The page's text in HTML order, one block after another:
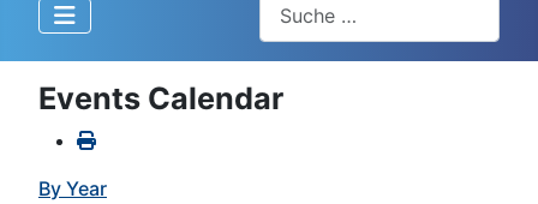
Events Calendar
By Year